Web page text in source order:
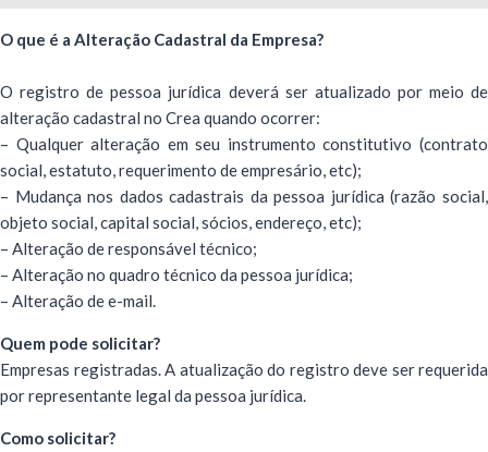
O que é a Alteração Cadastral da Empresa?
O registro de pessoa jurídica deverá ser atualizado por meio de
alteração cadastral no Crea quando ocorrer:
– Qualquer alteração em seu instrumento constitutivo (contrato
social, estatuto, requerimento de empresário, etc);
– Mudança nos dados cadastrais da pessoa jurídica (razão social,
objeto social, capital social, sócios, endereço, etc);
– Alteração de responsável técnico;
– Alteração no quadro técnico da pessoa jurídica;
– Alteração de e-mail.
Quem pode solicitar?
Empresas registradas. A atualização do registro deve ser requerida
por representante legal da pessoa jurídica.
Como solicitar?